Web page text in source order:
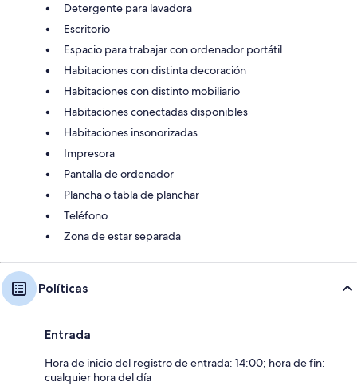
Detergente para lavadora
Escritorio
Espacio para trabajar con ordenador portátil
Habitaciones con distinta decoración
Habitaciones con distinto mobiliario
Habitaciones conectadas disponibles
Habitaciones insonorizadas
Impresora
Pantalla de ordenador
Plancha o tabla de planchar
Teléfono
Zona de estar separada
Políticas
Entrada
Hora de inicio del registro de entrada: 14:00; hora de fin:
cualquier hora del día